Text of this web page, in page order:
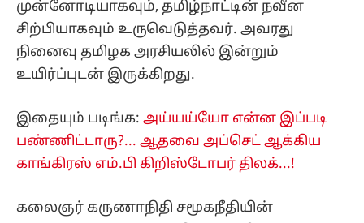
முன்னோடியாகவும், தமிழ்நாட்டின் நவீன
சிற்பியாகவும் உருவெடுத்தவர். அவரது
நினைவு தமிழக அரசியலில் இன்றும்
உயிர்ப்புடன் இருக்கிறது.
இதையும் படிங்க: அய்யய்யோ என்ன இப்படி
பண்ணிட்டாரு?... ஆதவை அப்செட் ஆக்கிய
காங்கிரஸ் எம்.பி கிறிஸ்டோபர் திலக்...!
கலைஞர் கருணாநிதி சமூகநீதியின்